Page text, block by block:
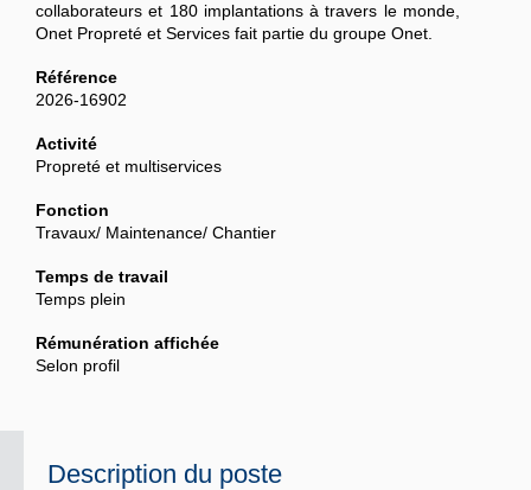
Description du poste
collaborateurs et 180 implantations à travers le monde,
Onet Propreté et Services fait partie du groupe Onet.
Référence
2026-16902
Activité
Propreté et multiservices
Fonction
Travaux/ Maintenance/ Chantier
Temps de travail
Temps plein
Rémunération affichée
Selon profil